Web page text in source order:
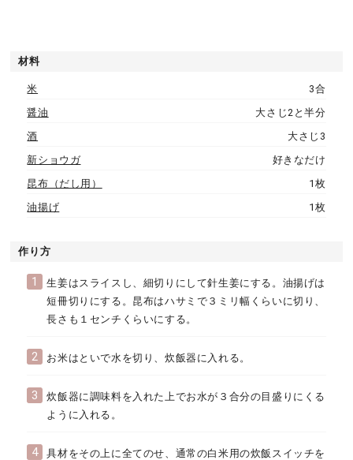
材料
米
3合
醤油
大さじ2と半分
酒
大さじ3
新ショウガ
好きなだけ
昆布（だし用）
1枚
油揚げ
1枚
作り方
1
生姜はスライスし、細切りにして針生姜にする。油揚げは
短冊切りにする。昆布はハサミで３ミリ幅くらいに切り、
長さも１センチくらいにする。
2 お米はといで水を切り、炊飯器に入れる。
3
炊飯器に調味料を入れた上でお水が３合分の目盛りにくる
ように入れる。
4
具材をその上に全てのせ、通常の白米用の炊飯スイッチを